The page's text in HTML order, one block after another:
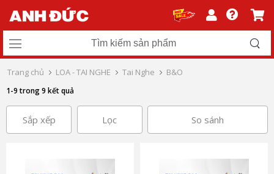
Trang chủ LOA - TAI NGHE Tai Nghe B&O
1-9 trong 9 kết quả
Sắp xếp Lọc So sánh